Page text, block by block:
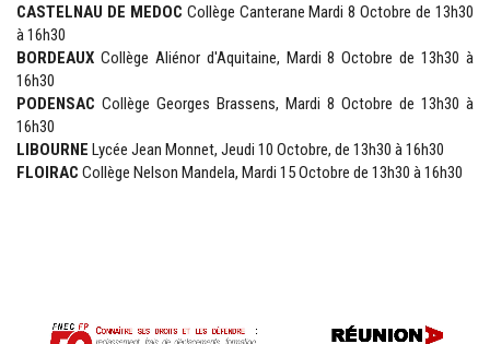
CASTELNAU DE MEDOC Collège Canterane Mardi 8 Octobre de 13h30
à 16h30
BORDEAUX Collège Aliénor d'Aquitaine, Mardi 8 Octobre de 13h30 à
16h30
PODENSAC Collège Georges Brassens, Mardi 8 Octobre de 13h30 à
16h30
LIBOURNE Lycée Jean Monnet, Jeudi 10 Octobre, de 13h30 à 16h30
FLOIRAC Collège Nelson Mandela, Mardi 15 Octobre de 13h30 à 16h30